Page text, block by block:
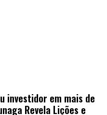
investidor em mais de
Revela Lições e